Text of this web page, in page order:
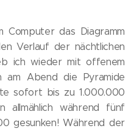
Computer das Diagramm
Verlauf der nächtlichen
ich wieder mit offenem
am Abend die Pyramide
sofort bis zu 1.000.000
allmählich während fünf
gesunken! Während der